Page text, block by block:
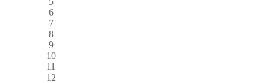
6
7
8
9
10
11
12